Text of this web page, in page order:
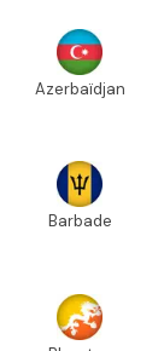
Azerbaïdjan
Barbade